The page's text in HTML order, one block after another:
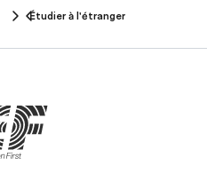
Étudier à l'étranger